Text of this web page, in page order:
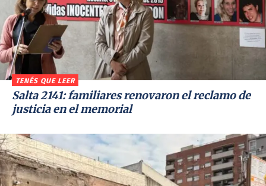
TENÉS QUE LEER
Salta 2141: familiares renovaron el reclamo de
justicia en el memorial